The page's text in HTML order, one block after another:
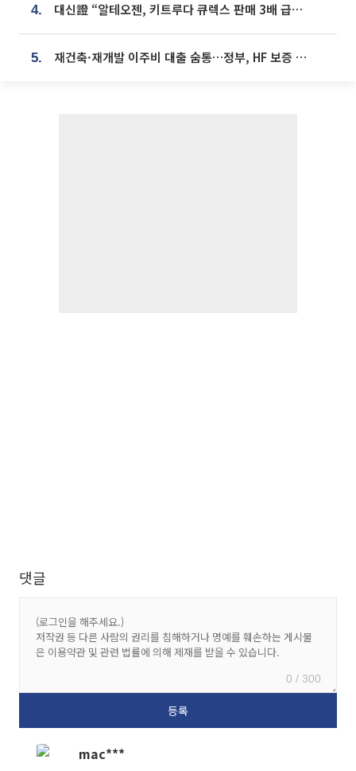
4. 대신證 “알테오젠, 키트루다 큐렉스 판매 3배 급증…목표가 41만원 상향”
5. 재건축·재개발 이주비 대출 숨통…정부, HF 보증 신설 추진
댓글
0 / 300
mac***